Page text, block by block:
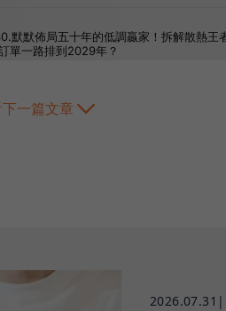
一篇文章
2026.07.31 |